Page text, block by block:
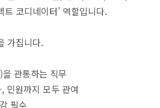
트 코디네이터’ 역할입니다.
가집니다.
관통하는 직무
민원까지 모두 관여
필수